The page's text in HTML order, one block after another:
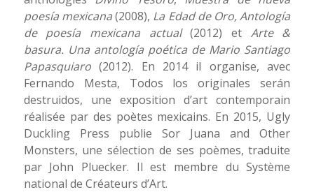
poesía mexicana(2008), La Edad de Oro, Antología
de poesía mexicana actual(2012) et Arte &
basura. Una antología poética de Mario Santiago
Papasquiaro(2012). En 2014 il organise, avec
Fernando Mesta, Todos los originales serán
destruidos, une exposition d’art contemporain
réalisée par des poètes mexicains. En 2015, Ugly
Duckling Press publie Sor Juana and Other
Monsters, une sélection de ses poèmes, traduite
par John Pluecker. Il est membre du Système
national de Créateurs d’Art.